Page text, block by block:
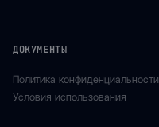
ДОКУМЕНТЫ
Политика конфиденциальности
Условия использования